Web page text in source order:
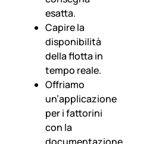
esatta.
Capire la
disponibilità
della flotta in
tempo reale.
Offriamo
un’applicazione
per i fattorini
con la